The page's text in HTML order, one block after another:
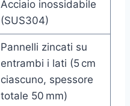
Acciaio inossidabile
(SUS304)
Pannelli zincati su
entrambi i lati (5 cm
ciascuno, spessore
totale 50 mm)